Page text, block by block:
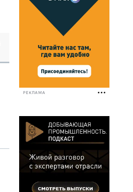
РЕКЛАМА